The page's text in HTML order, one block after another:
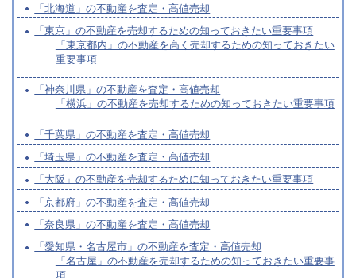
「北海道」の不動産を査定・高値売却
「東京」の不動産を売却するための知っておきたい重要事項
「東京都内」の不動産を高く売却するための知っておきたい
重要事項
「神奈川県」の不動産を査定・高値売却
「横浜」の不動産を売却するための知っておきたい重要事項
「千葉県」の不動産を査定・高値売却
「埼玉県」の不動産を査定・高値売却
「大阪」の不動産を売却するために知っておきたい重要事項
「京都府」の不動産を査定・高値売却
「奈良県」の不動産を査定・高値売却
「愛知県・名古屋市」の不動産を査定・高値売却
「名古屋」の不動産を売却するための知っておきたい重要事
項